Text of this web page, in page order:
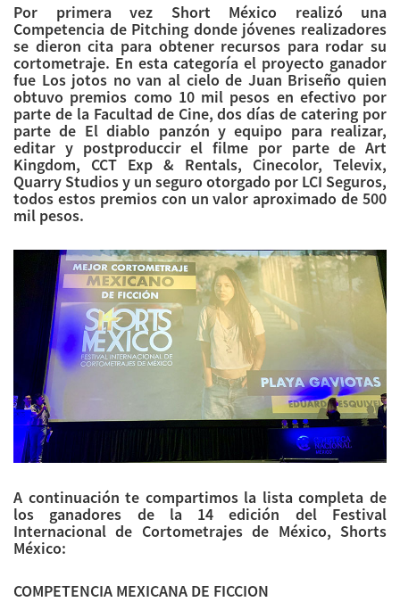
Por primera vez Short México realizó una
Competencia de Pitching donde jóvenes realizadores
se dieron cita para obtener recursos para rodar su
cortometraje. En esta categoría el proyecto ganador
fue Los jotos no van al cielo de Juan Briseño quien
obtuvo premios como 10 mil pesos en efectivo por
parte de la Facultad de Cine, dos días de catering por
parte de El diablo panzón y equipo para realizar,
editar y postproduccir el filme por parte de Art
Kingdom, CCT Exp & Rentals, Cinecolor, Televix,
Quarry Studios y un seguro otorgado por LCI Seguros,
todos estos premios con un valor aproximado de 500
mil pesos.
A continuación te compartimos la lista completa de
los ganadores de la 14 edición del Festival
Internacional de Cortometrajes de México, Shorts
México:
COMPETENCIA MEXICANA DE FICCION